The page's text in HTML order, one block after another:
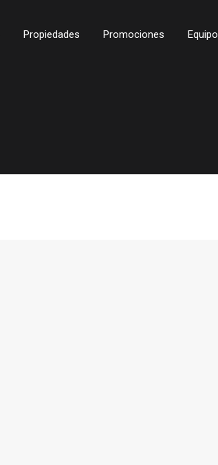
Propiedades Promociones Equipo